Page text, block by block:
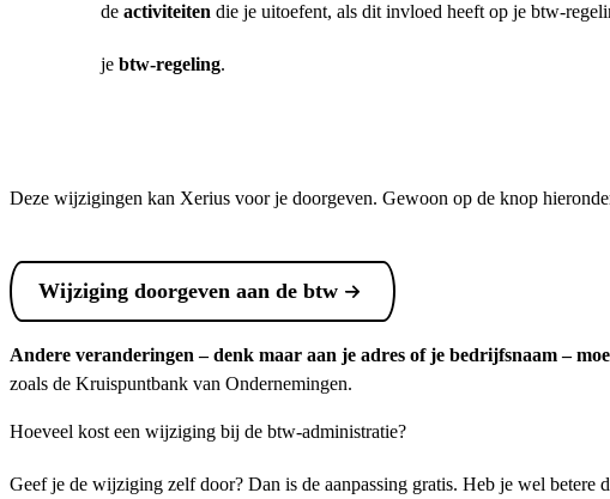
de activiteiten die je uitoefent, als dit invloed heeft op je btw-
je btw-regeling.
Deze wijzigingen kan Xerius voor je doorgeven. Gewoon op de knop
Wijziging doorgeven aan de btw
Andere veranderingen – denk maar aan je adres of je bedrijfsnaam –
zoals de Kruispuntbank van Ondernemingen.
Hoeveel kost een wijziging bij de btw-administratie?
Geef je de wijziging zelf door? Dan is de aanpassing gratis. Heb je wel